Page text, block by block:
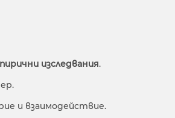
изследвания.
и взаимодействие.